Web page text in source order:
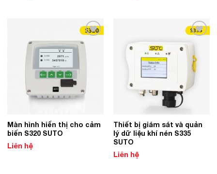
Add to
Wishlist
Màn hình hiển thị cho cảm
biến S320 SUTO
Liên hệ
Wishlist
Thiết bị giám sát và quản
lý dữ liệu khí nén S335
SUTO
Liên hệ